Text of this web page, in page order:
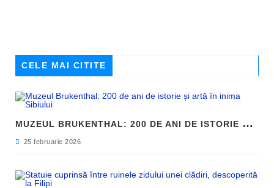
CELE MAI CITITE
M
UZEUL BRUKENTHAL: 200 DE ANI DE ISTORIE ȘI ARTĂ ÎN INIMA SIBIULUI
25 februarie 2026